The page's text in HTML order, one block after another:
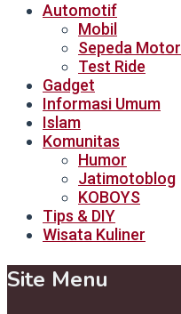
Automotif
Mobil
Sepeda Motor
Test Ride
Gadget
Informasi Umum
Islam
Komunitas
Humor
Jatimotoblog
KOBOYS
Tips & DIY
Wisata Kuliner
Site Menu